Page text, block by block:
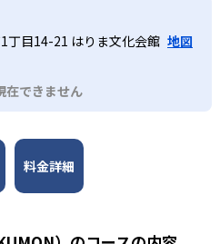
丁目14-21 はりま文化会館 地図
在できません
料金詳細